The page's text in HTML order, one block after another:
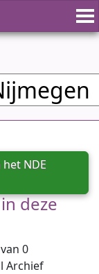
NDE
deze
0
Archief